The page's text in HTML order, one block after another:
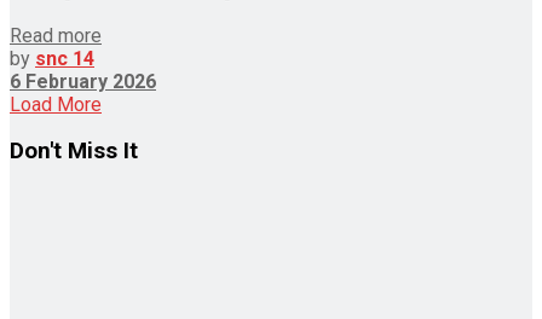
Read more
by snc 14
6 February 2026
Load More
Don't Miss It